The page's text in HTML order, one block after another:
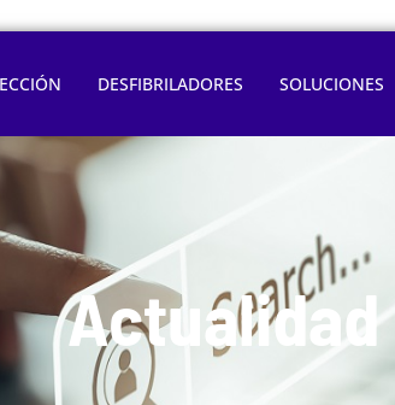
DESFIBRILADORES SOLUCIONES
Actualidad